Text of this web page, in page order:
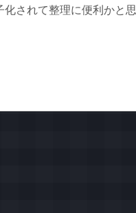
化されて整理に便利かと